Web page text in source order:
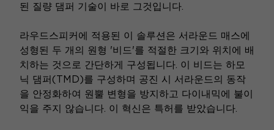
된 질량 댐퍼 기술이 바로 그것입니다.
라우드스피커에 적용된 이 솔루션은 서라운드 매스에
성형된 두 개의 원형 '비드'를 적절한 크기와 위치에 배
치하는 것으로 간단하게 구성됩니다. 이 비드는 하모
닉 댐퍼(TMD)를 구성하며 공진 시 서라운드의 동작
을 안정화하여 원뿔 변형을 방지하고 다이내믹에 불이
익을 주지 않습니다. 이 혁신은 특허를 받았습니다.